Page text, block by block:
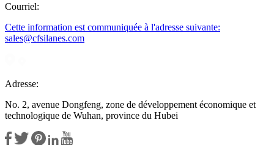
Courriel:
Cette information est communiquée à l'adresse suivante:
sales@cfsilanes.com
Adresse:
No. 2, avenue Dongfeng, zone de développement économique et
technologique de Wuhan, province du Hubei